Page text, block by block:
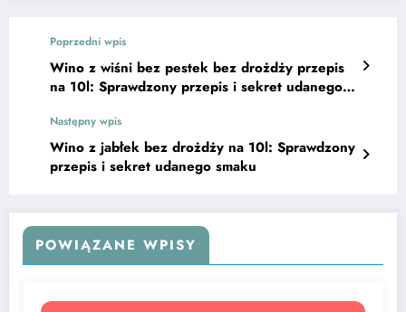
Poprzedni wpis
Wino z wiśni bez pestek bez drożdży przepis
na 10l: Sprawdzony przepis i sekret udanego
Następny wpis
Wino z jabłek bez drożdży na 10l: Sprawdzony
przepis i sekret udanego smaku
POWIĄZANE WPISY